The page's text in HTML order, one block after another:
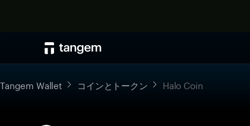
Tangem Wallet コインとトークン Halo Coin